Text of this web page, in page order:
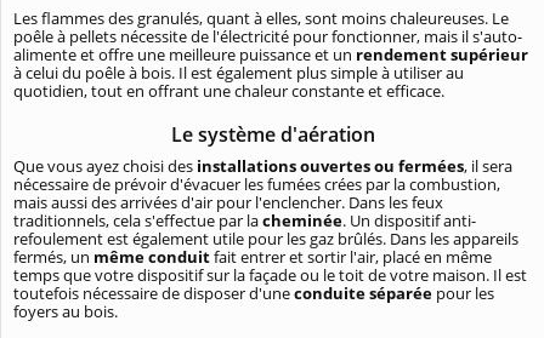
Les flammes des granulés, quant à elles, sont moins chaleureuses. Le
poêle à pellets nécessite de l'électricité pour fonctionner, mais il s'auto-
alimente et offre une meilleure puissance et un rendement supérieur
à celui du poêle à bois. Il est également plus simple à utiliser au
quotidien, tout en offrant une chaleur constante et efficace.
Le système d'aération
Que vous ayez choisi des installations ouvertes ou fermées, il sera
nécessaire de prévoir d'évacuer les fumées crées par la combustion,
mais aussi des arrivées d'air pour l'enclencher. Dans les feux
traditionnels, cela s'effectue par lacheminée. Un dispositif anti-
refoulement est également utile pour les gaz brûlés. Dans les appareils
fermés, un même conduitfait entrer et sortir l'air, placé en même
temps que votre dispositif sur la façade ou le toit de votre maison. Il est
toutefois nécessaire de disposer d'uneconduite séparée pour les
foyers au bois.